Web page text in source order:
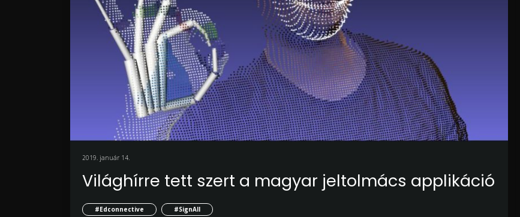
2019. január 14.
Világhírre tett szert a magyar jeltolmács applikáció
#Edconnective #SignAll